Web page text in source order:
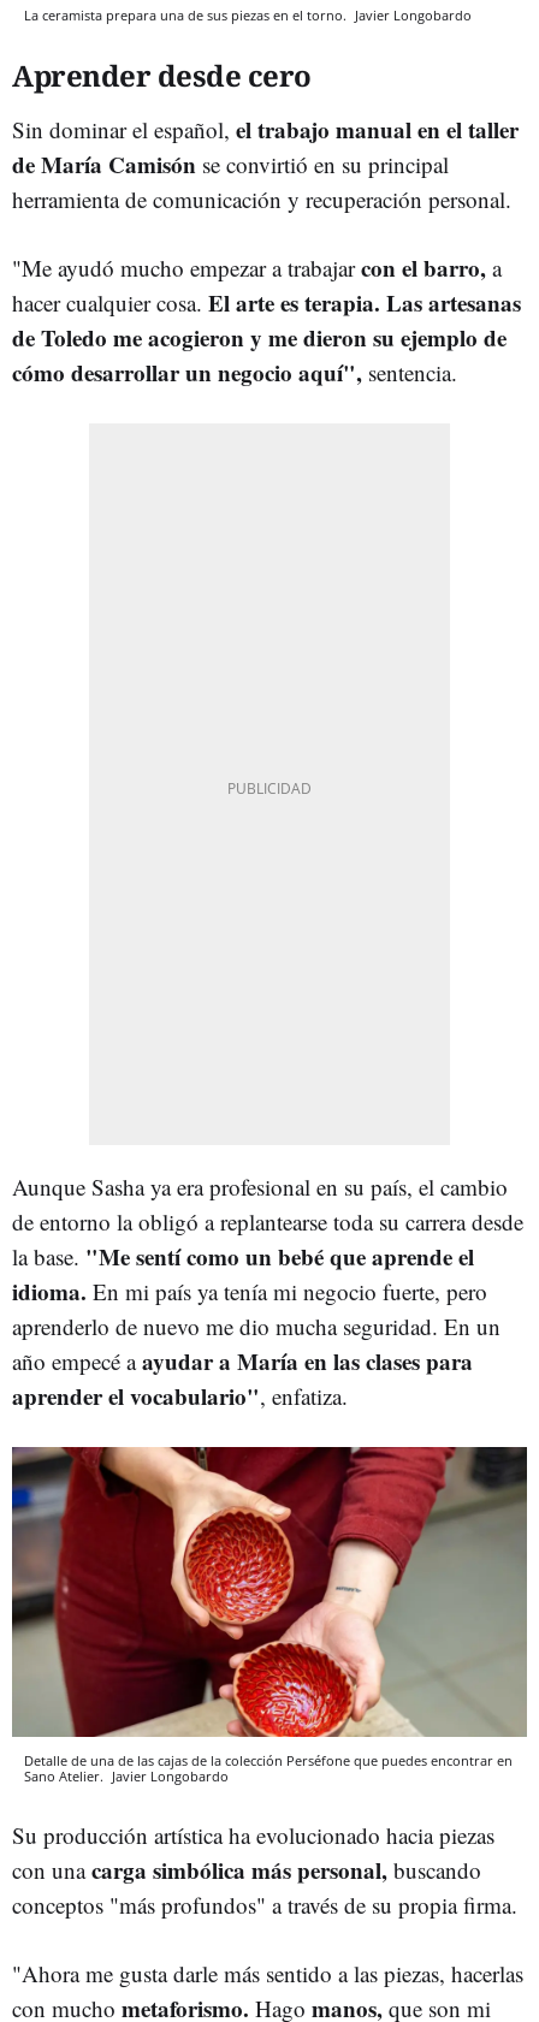
La ceramista prepara una de sus piezas en el torno. Javier Longobardo
Aprender desde cero
Sin dominar el español, el trabajo manual en el taller
de María Camisón se convirtió en su principal
herramienta de comunicación y recuperación personal.
"Me ayudó mucho empezar a trabajarcon el barro, a
hacer cualquier cosa. El arte es terapia. Las artesanas
de Toledo me acogieron y me dieron su ejemplo de
cómo desarrollar un negocio aquí", sentencia.
Aunque Sasha ya era profesional en su país, el cambio
de entorno la obligó a replantearse toda su carrera desde
la base. "Me sentí como un bebé que aprende el
idioma. En mi país ya tenía mi negocio fuerte, pero
aprenderlo de nuevo me dio mucha seguridad. En un
año empecé aayudar a María en las clases para
aprender el vocabulario", enfatiza.
Detalle de una de las cajas de la colección Perséfone que puedes encontrar en
Sano Atelier. Javier Longobardo
Su producción artística ha evolucionado hacia piezas
con unacarga simbólica más personal, buscando
conceptos "más profundos" a través de su propia firma.
"Ahora me gusta darle más sentido a las piezas, hacerlas
con mucho metaforismo. Hago manos, que son mi